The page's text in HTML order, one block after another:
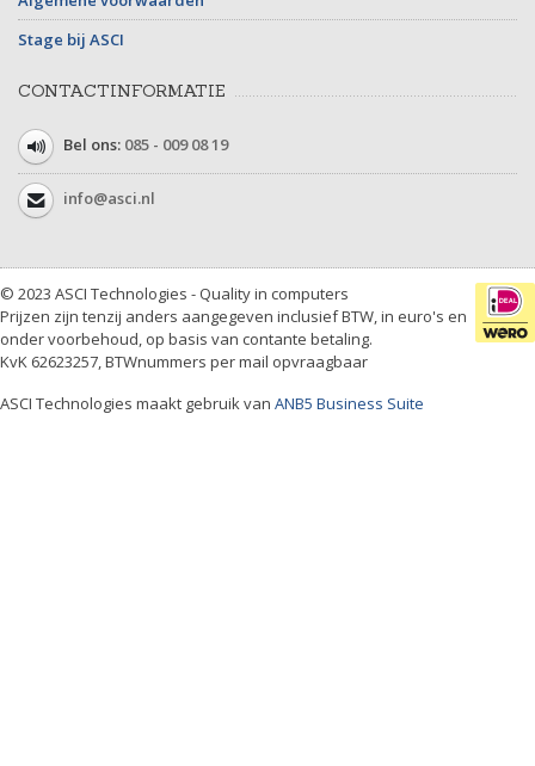
Stage bij ASCI
CONTACTINFORMATIE
Bel ons: 085 - 009 08 19
info@asci.nl
© 2023 ASCI Technologies - Quality in computers
Prijzen zijn tenzij anders aangegeven inclusief BTW, in euro's en
onder voorbehoud, op basis van contante betaling.
KvK 62623257, BTWnummers per mail opvraagbaar
ASCI Technologies maakt gebruik van ANB5 Business Suite